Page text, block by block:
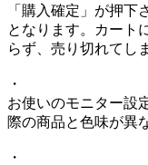
「購入確定」が押下
となります。カート
らず、売り切れてし
・
お使いのモニター設
際の商品と色味が異
・